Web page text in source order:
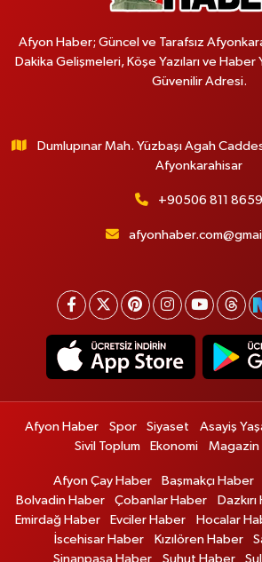
Afyon Haber; Güncel ve Tarafsız
Dakika Gelişmeleri, Köşe Yazıları ve Haber
Güvenilir Adresi.
Dumlupınar Mah. Yüzbaşı Agah
Afyonkarahisar
+90506 811 8659
Afyon Haber Spor Siyaset Asayiş
Sivil Toplum
Ekonomi Magazin
Afyon Çay Haber Başmakçı Haber
Bolvadin Haber
Çobanlar Haber
Emirdağ Haber
Evciler Haber Hocalar
İscehisar Haber
Kızılören Haber
Sinanpaşa Haber
Şuhut Haber